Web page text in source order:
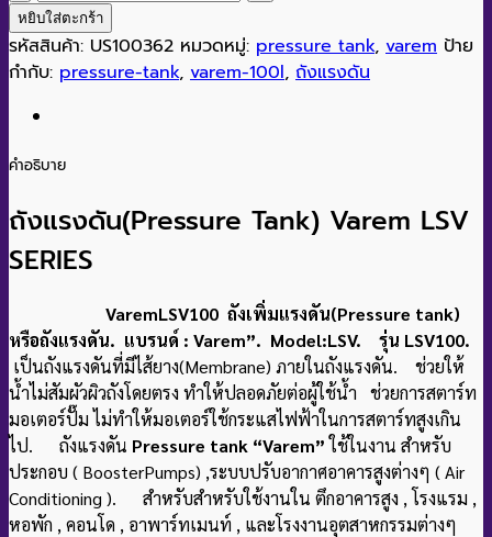
Varem
LSV
100
หยิบใส่ตะกร้า
รหัสสินค้า: US100362 หมวดหมู่: pressure tank, varem ป้าย
กำกับ: pressure-tank, varem-100l, ถังแรงดัน
คำอธิบาย
ถังแรงดัน(Pressure Tank) Varem LSV
SERIES
VaremLSV100 ถังเพิ่มแรงดัน(Pressure tank)
หรือถังแรงดัน. แบรนด์ : Varem”. Model:LSV. รุ่น LSV100.
เป็นถังแรงดันที่มีไส้ยาง(Membrane) ภายในถังแรงดัน. ช่วยให้
น้ำไม่สัมผัวผิวถังโดยตรง ทำให้ปลอดภัยต่อผู้ใช้น้ำ ช่วยการสตาร์ท
มอเตอร์ปั๊ม ไม่ทำให้มอเตอร์ใช้กระแสไฟฟ้าในการสตาร์ทสูงเกิน
ไป. ถังแรงดัน Pressure tank “Varem”ใช้ในงาน สำหรับ
ประกอบ ( BoosterPumps) ,ระบบปรับอากาศอาคารสูงต่างๆ ( Air
Conditioning ). สำหรับสำหรับใช้งานใน ตึกอาคารสูง , โรงแรม ,
หอพัก , คอนโด , อาพาร์ทเมนท์ , และโรงงานอุตสาหกรรมต่างๆ